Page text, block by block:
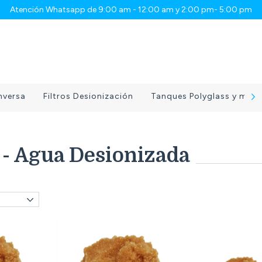
Atención Whatsapp de 9:00 am - 12:00 am y 2:00 pm- 5:00 pm
Filtros Desionización Tanques Polyglass y
Agua Desionizada